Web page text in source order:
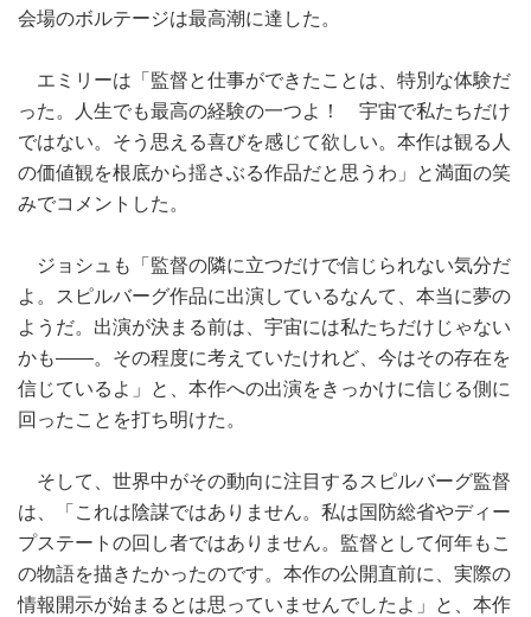
会場のボルテージは最高潮に達した。
エミリーは「監督と仕事ができたことは、特別な体験だ
った。人生でも最高の経験の一つよ！ 宇宙で私たちだけ
ではない。そう思える喜びを感じて欲しい。本作は観る人
の価値観を根底から揺さぶる作品だと思うわ」と満面の笑
みでコメントした。
ジョシュも「監督の隣に立つだけで信じられない気分だ
よ。スピルバーグ作品に出演しているなんて、本当に夢の
ようだ。出演が決まる前は、宇宙には私たちだけじゃない
かも――。その程度に考えていたけれど、今はその存在を
信じているよ」と、本作への出演をきっかけに信じる側に
回ったことを打ち明けた。
そして、世界中がその動向に注目するスピルバーグ監督
は、「これは陰謀ではありません。私は国防総省やディー
プステートの回し者ではありません。監督として何年もこ
の物語を描きたかったのです。本作の公開直前に、実際の
情報開示が始まるとは思っていませんでしたよ」と、本作